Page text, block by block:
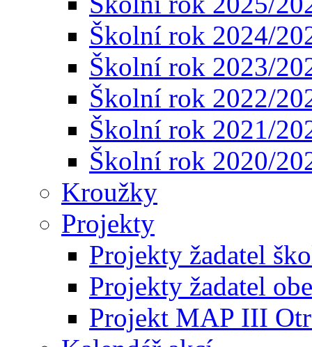
Školní rok 2024/
Školní rok 2023/
Školní rok 2022/
Školní rok 2021/
Školní rok 2020/
Kroužky
Projekty
Projekty žadatel
Projekty žadatel
Projekt MAP III